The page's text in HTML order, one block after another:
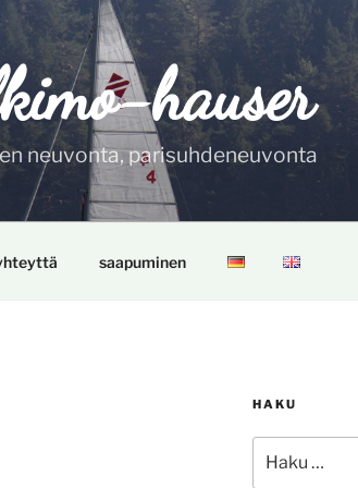
hauser
neuvonta, parisuhdeneuvonta
saapuminen
HAKU